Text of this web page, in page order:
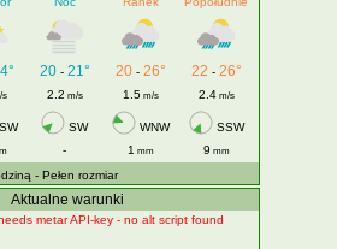
20- 21° 20- 26° 22 - 26°
s 2.2 m/s 1.5m/s 2.4m/s
SW WNW
SSW
- 1 mm 9 mm
- Pełen rozmiar
Aktualne warunki
metar API-key - no alt script found